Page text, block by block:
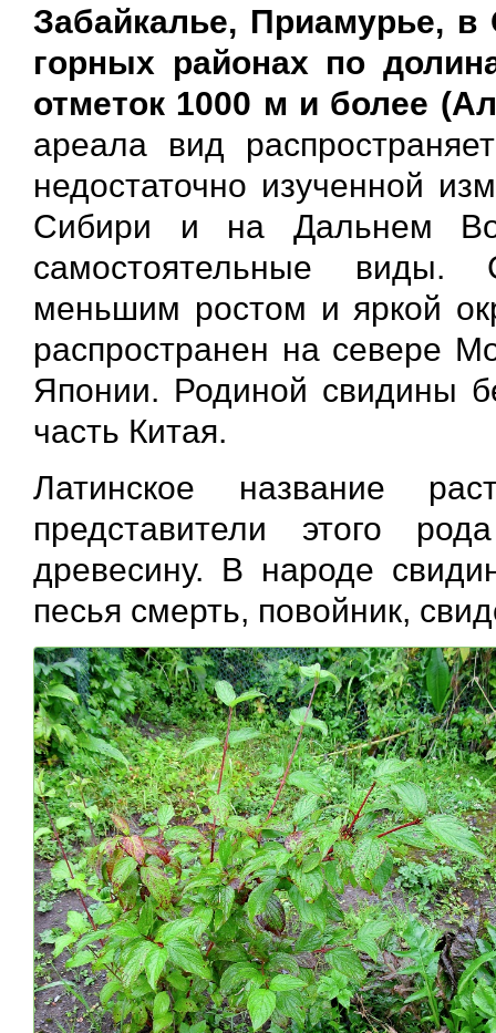
Забайкалье, Приамурье,
горных районах по
отметок 1000 м и более
ареала вид
недостаточно изученной
Сибири и на Дальнем
самостоятельные виды.
меньшим ростом и яркой
распространен на севере
Японии. Родиной свидины
часть Китая.
Латинское название
представители этого
древесину. В народе
песья смерть, повойник,